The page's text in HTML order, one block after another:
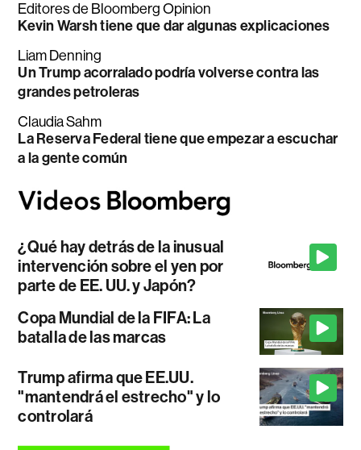
Editores de Bloomberg Opinion
Kevin Warsh tiene que dar algunas explicaciones
Liam Denning
Un Trump acorralado podría volverse contra las
grandes petroleras
Claudia Sahm
La Reserva Federal tiene que empezar a escuchar
a la gente común
¿Qué hay detrás de la inusual
intervención sobre el yen por
parte de EE. UU. y Japón?
Copa Mundial de la FIFA: La
batalla de las marcas
Trump afirma que EE.UU.
"mantendrá el estrecho" y lo
controlará